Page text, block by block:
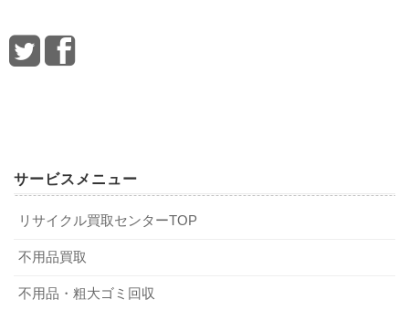
家電リサイクル法に基づいて処分する
エアコン・テレビ・冷蔵庫（冷凍庫）・洗濯機（衣類乾燥
機）の家電4品目は、家電リサイクル法に基づいて処分する
家電リサイクル法の対象品目は、メーカー等がリサイクル
の実績があるところを選びましょう。不用品回収の実績が
ある業者は、より適切な方法でスピーディーに回収してく
不用品を回収してもらうことができるのです。また、不用
切なデータが記録されています。これらのデータを完全消
去せずにパソコンを処分すると、大事な情報が外部へ流出
し悪用される恐れがあるので注意が必要です。パソコンを
しましょう。
サービスメニュー
リサイクル買取センターTOP
不用品買取
不用品・粗大ゴミ回収